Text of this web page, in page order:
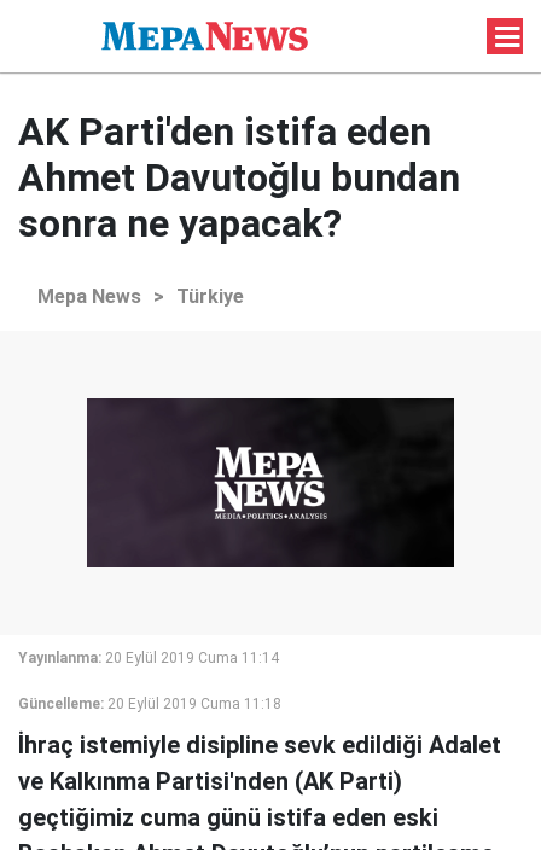
AK Parti'den istifa eden
Ahmet Davutoğlu bundan
sonra ne yapacak?
Mepa News > Türkiye
Yayınlanma: 20 Eylül 2019 Cuma 11:14
Güncelleme: 20 Eylül 2019 Cuma 11:18
İhraç istemiyle disipline sevk edildiği Adalet
ve Kalkınma Partisi'nden (AK Parti)
geçtiğimiz cuma günü istifa eden eski